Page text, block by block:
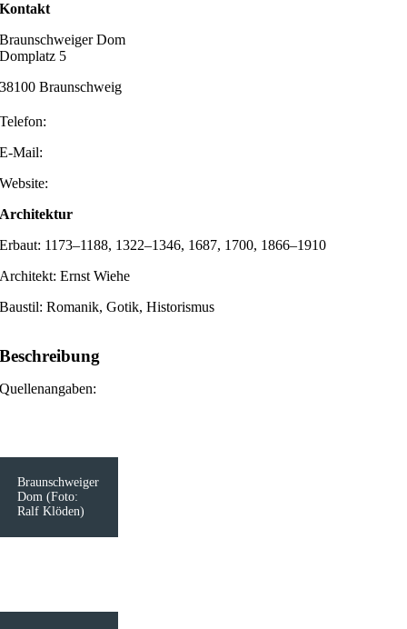
Kontakt
Braunschweiger Dom
Domplatz 5
38100 Braunschweig
Telefon:
E-Mail:
Website:
Architektur
Erbaut: 1173–1188, 1322–1346, 1687, 1700, 1866–1910
Architekt: Ernst Wiehe
Baustil: Romanik, Gotik, Historismus
Beschreibung
Quellenangaben:
Braunschweiger
Dom (Foto:
Ralf Klöden)